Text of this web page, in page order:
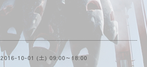
2016-10-01 (土) 09:00～18:00